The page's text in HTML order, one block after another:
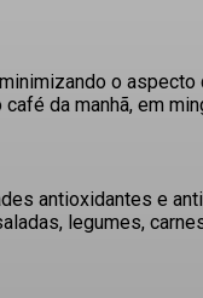
o
café da manhã, em
antioxidantes e
legumes,